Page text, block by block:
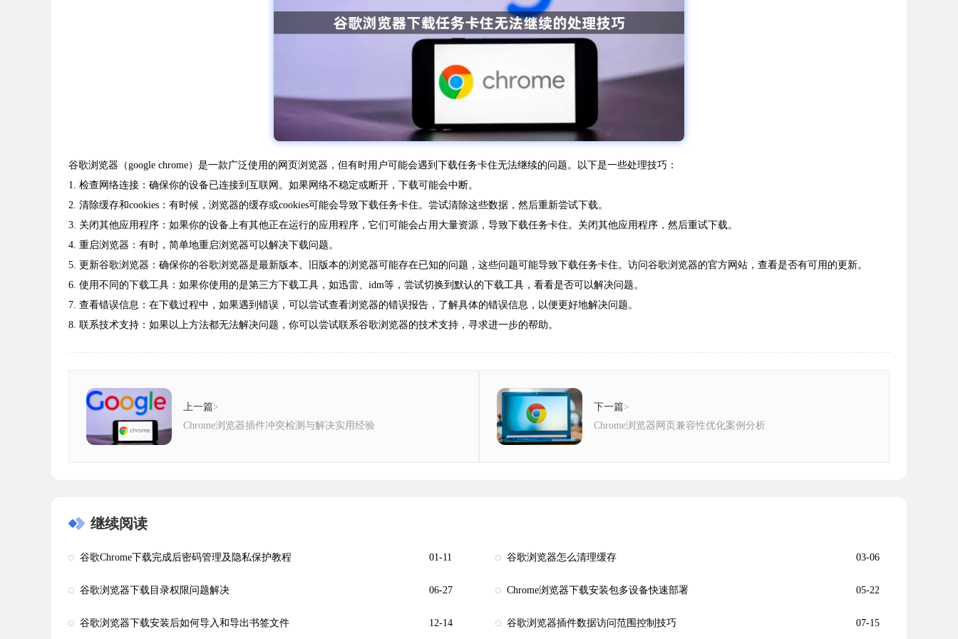
谷歌浏览器（google chrome）是一款广泛使用的网页浏览器，但有时用户可能会遇到下载任务卡住无法继续的问题。以下是一些处理技巧：
1. 检查网络连接：确保你的设备已连接到互联网。如果网络不稳定或断开，下载可能会中断。
2. 清除缓存和cookies：有时候，浏览器的缓存或cookies可能会导致下载任务卡住。尝试清除这些数据，然后重新尝试下载。
3. 关闭其他应用程序：如果你的设备上有其他正在运行的应用程序，它们可能会占用大量资源，导致下载任务卡住。关闭其他应用程序，然后重试下载。
4. 重启浏览器：有时，简单地重启浏览器可以解决下载问题。
5. 更新谷歌浏览器：确保你的谷歌浏览器是最新版本。旧版本的浏览器可能存在已知的问题，这些问题可能导致下载任务卡住。访问谷歌浏览器的官方网站，查看是否有可用的更新。
6. 使用不同的下载工具：如果你使用的是第三方下载工具，如迅雷、idm等，尝试切换到默认的下载工具，看看是否可以解决问题。
7. 查看错误信息：在下载过程中，如果遇到错误，可以尝试查看浏览器的错误报告，了解具体的错误信息，以便更好地解决问题。
8. 联系技术支持：如果以上方法都无法解决问题，你可以尝试联系谷歌浏览器的技术支持，寻求进一步的帮助。
上一篇>
Chrome浏览器插件冲突检测与解决实用经验
下一篇>
Chrome浏览器网页兼容性优化案例分析
继续阅读
谷歌Chrome下载完成后密码管理及隐私保护教程 01-11 谷歌浏览器怎么清理缓存 03-06
谷歌浏览器下载目录权限问题解决 06-27 Chrome浏览器下载安装包多设备快速部署 05-22
谷歌浏览器下载安装后如何导入和导出书签文件 12-14 谷歌浏览器插件数据访问范围控制技巧 07-15